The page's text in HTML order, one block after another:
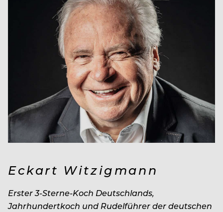
Eckart Witzigmann
Erster 3-Sterne-Koch Deutschlands,
Jahrhundertkoch und Rudelführer der deutschen